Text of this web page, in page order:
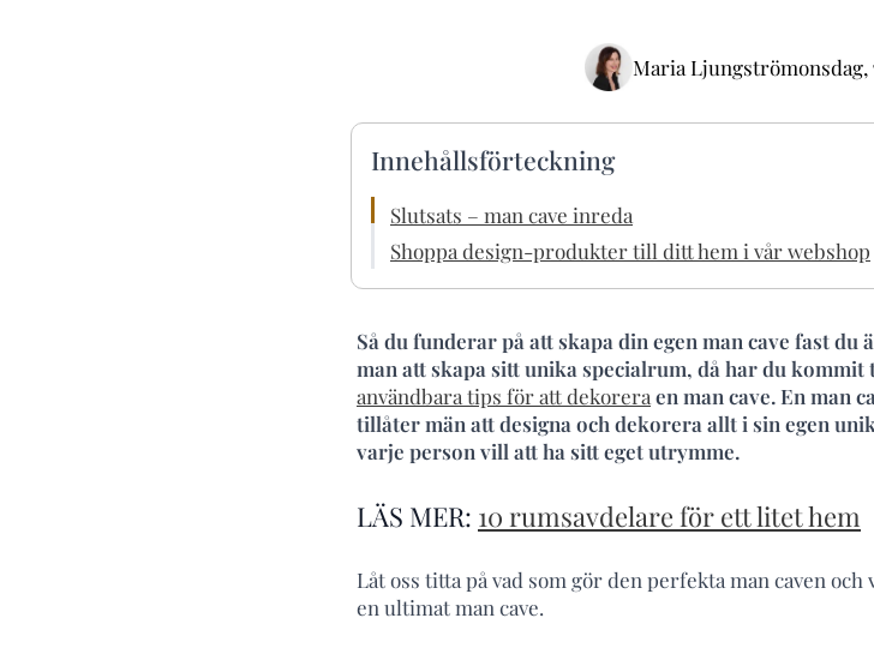
Maria Ljungströmonsdag,
Innehållsförteckning
Slutsats – man cave inreda
Shoppa design-produkter till ditt hem i vår webshop
Så du funderar på att skapa din egen man cave fast
man att skapa sitt unika specialrum, då har du
användbara tips för att dekorera en man cave. En man
tillåter män att designa och dekorera allt i sin egen
varje person vill att ha sitt eget utrymme.
LÄS MER: 10 rumsavdelare för ett litet hem
Låt oss titta på vad som gör den perfekta man caven
en ultimat man cave.